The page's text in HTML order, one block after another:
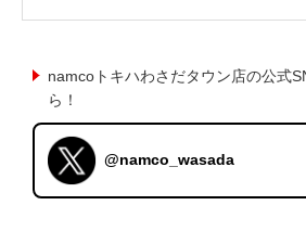
namcoトキハわさだタウン店の公式
ら！
@namco_wasada